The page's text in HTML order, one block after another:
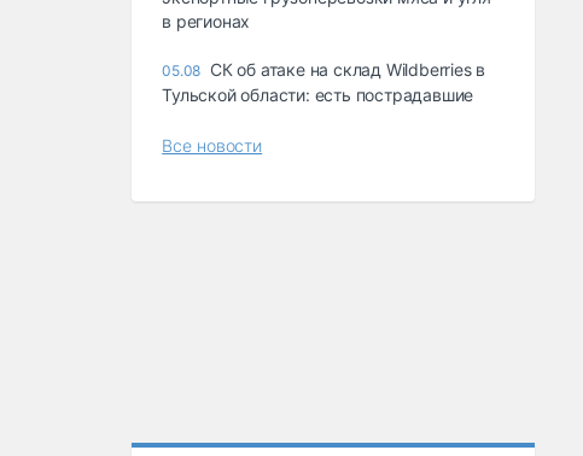
в регионах
05.08 СК об атаке на склад Wildberries в
Тульской области: есть пострадавшие
Все новости